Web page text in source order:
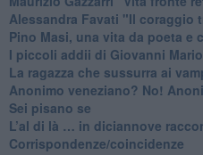
​Alessandra Favati "Il coraggio
​Pino Masi, una vita da poeta e
​I piccoli addii di Giovanni
​La ragazza che sussurra ai
​Anonimo veneziano? No!
​Sei pisano se
​L’al di là … in diciannove
Corrispondenze/coincidenze